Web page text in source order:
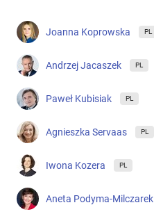
Joanna Koprowska PL
Andrzej Jacaszek PL
Paweł Kubisiak PL
Agnieszka Servaas PL
Iwona Kozera PL
Aneta Podyma-Milczarek